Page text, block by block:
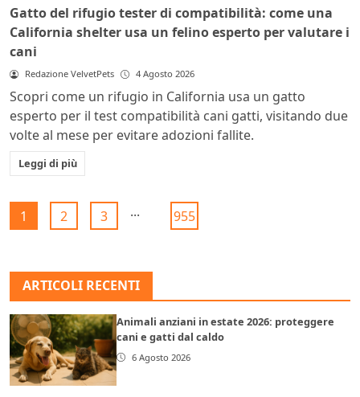
Gatto del rifugio tester di compatibilità: come una
California shelter usa un felino esperto per valutare i
cani
Redazione VelvetPets 4 Agosto 2026
Scopri come un rifugio in California usa un gatto
esperto per il test compatibilità cani gatti, visitando due
volte al mese per evitare adozioni fallite.
Leggi di più
1 2 3 ... 955
ARTICOLI RECENTI
Animali anziani in estate 2026: proteggere
cani e gatti dal caldo
6 Agosto 2026